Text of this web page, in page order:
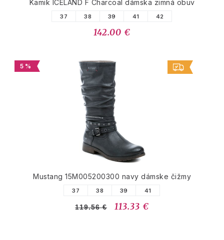
Kamik ICELAND F Charcoal dámska zimná obuv
37 38 39 41 42
142.00 €
5 %
Mustang 15M005200300 navy dámske čižmy
37 38 39 41
119.56 € 113.33 €